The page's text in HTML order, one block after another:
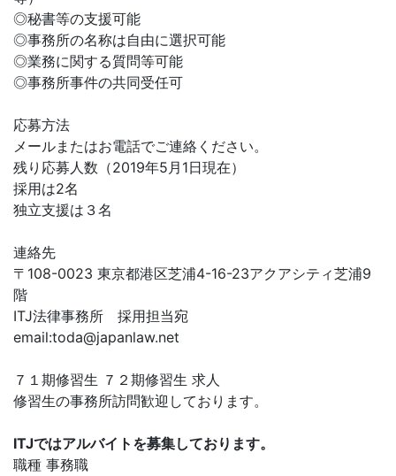
◎秘書等の支援可能
◎事務所の名称は自由に選択可能
◎業務に関する質問等可能
◎事務所事件の共同受任可
応募方法
メールまたはお電話でご連絡ください。
残り応募人数（2019年5月1日現在）
採用は2名
独立支援は３名
連絡先
〒108-0023 東京都港区芝浦4-16-23アクアシティ芝浦9
階
ITJ法律事務所 採用担当宛
email:toda@japanlaw.net
７１期修習生 ７２期修習生 求人
修習生の事務所訪問歓迎しております。
ITJではアルバイトを募集しております。
職種 事務職